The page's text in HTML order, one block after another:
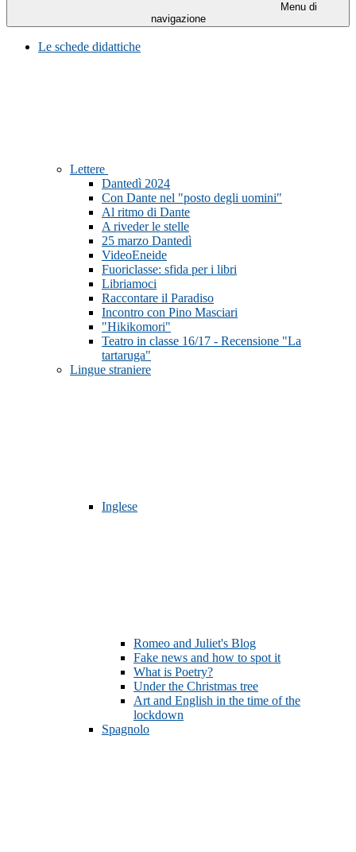
Menu di
navigazione
Le schede didattiche
Lettere
Dantedì 2024
Con Dante nel "posto degli uomini"
Al ritmo di Dante
A riveder le stelle
25 marzo Dantedì
VideoEneide
Fuoriclasse: sfida per i libri
Libriamoci
Raccontare il Paradiso
Incontro con Pino Masciari
"Hikikomori"
Teatro in classe 16/17 - Recensione "La
tartaruga"
Lingue straniere
Inglese
Romeo and Juliet's Blog
Fake news and how to spot it
What is Poetry?
Under the Christmas tree
Art and English in the time of the
lockdown
Spagnolo